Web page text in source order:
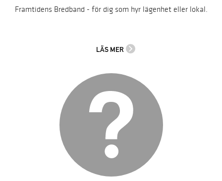
Framtidens Bredband - för dig som hyr lägenhet eller lokal.
LÄS MER